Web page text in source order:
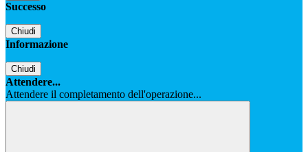
Successo
Chiudi
Informazione
Chiudi
Attendere...
Attendere il completamento dell'operazione...